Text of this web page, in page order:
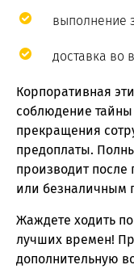
выполнение
доставка во
Корпоративная
соблюдение
прекращения
предоплаты.
производит
или безналичным
Жаждете ходить
лучших времен!
дополнительную